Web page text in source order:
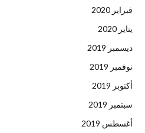
فبراير 2020
يناير 2020
ديسمبر 2019
نوفمبر 2019
أكتوبر 2019
سبتمبر 2019
أغسطس 2019